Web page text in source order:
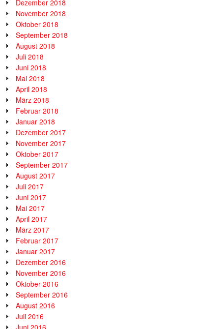
Dezember 2018
November 2018
Oktober 2018
September 2018
August 2018
Juli 2018
Juni 2018
Mai 2018
April 2018
März 2018
Februar 2018
Januar 2018
Dezember 2017
November 2017
Oktober 2017
September 2017
August 2017
Juli 2017
Juni 2017
Mai 2017
April 2017
März 2017
Februar 2017
Januar 2017
Dezember 2016
November 2016
Oktober 2016
September 2016
August 2016
Juli 2016